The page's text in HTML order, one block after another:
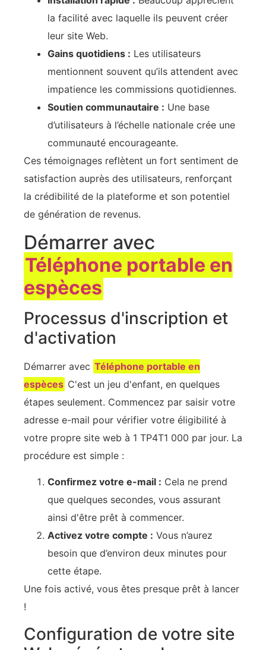
la facilité avec laquelle ils peuvent créer
leur site Web.
Gains quotidiens : Les utilisateurs
mentionnent souvent qu’ils attendent avec
impatience les commissions quotidiennes.
Soutien communautaire : Une base
d’utilisateurs à l’échelle nationale crée une
communauté encourageante.
Ces témoignages reflètent un fort sentiment de
satisfaction auprès des utilisateurs, renforçant
la crédibilité de la plateforme et son potentiel
de génération de revenus.
Démarrer avec
Téléphone portable en
espèces
Processus d'inscription et
d'activation
Démarrer avec Téléphone portable en
espèces C'est un jeu d'enfant, en quelques
étapes seulement. Commencez par saisir votre
adresse e-mail pour vérifier votre éligibilité à
votre propre site web à 1 TP4T1 000 par jour. La
procédure est simple :
Confirmez votre e-mail : Cela ne prend
que quelques secondes, vous assurant
ainsi d'être prêt à commencer.
Activez votre compte : Vous n’aurez
besoin que d’environ deux minutes pour
cette étape.
Une fois activé, vous êtes presque prêt à lancer
!
Configuration de votre site